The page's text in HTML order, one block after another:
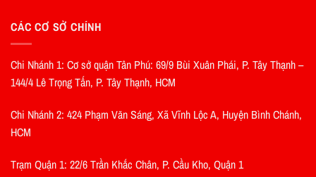
CÁC CƠ SỞ CHÍNH
Chi Nhánh 1: Cơ sở quận Tân Phú: 69/9 Bùi Xuân Phái, P. Tây Thạnh –
144/4 Lê Trọng Tấn, P. Tây Thạnh, HCM
Chi Nhánh 2: 424 Phạm Văn Sáng, Xã Vĩnh Lộc A, Huyện Bình Chánh,
HCM
Trạm Quận 1: 22/6 Trần Khắc Chân, P. Cầu Kho, Quận 1